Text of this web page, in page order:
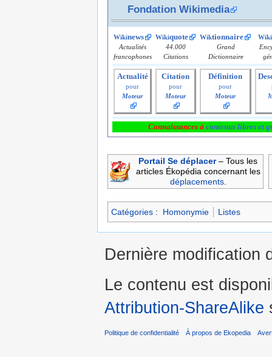
Fondation Wikimedia
Wikinews
Actualités
francophones
Wikiquote
44.000
Citations
Wiktionnaire
Grand
Dictionnaire
Wiki
Actualité
pour
Moteur
Citation
pour
Moteur
Définition
pour
Moteur
Connaissances à contenus libres et
Portail Se déplacer– Tous les
articles Ékopédia concernant les
déplacements.
Catégories : Homonymie Listes
Dernière modification
Le contenu est
Attribution-ShareAlike
Politique de confidentialité À propos de Ekopedia